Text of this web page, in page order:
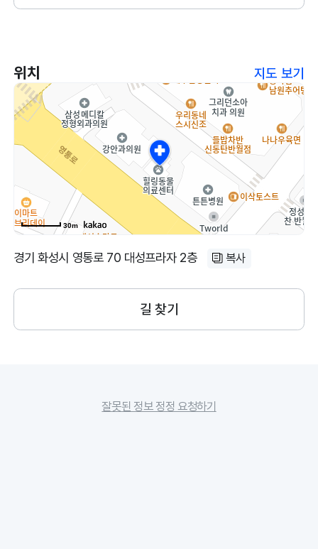
위치 지도 보기
30m
경기 화성시 영통로 70 대성프라자 2층 복사
길 찾기
잘못된 정보 정정 요청하기